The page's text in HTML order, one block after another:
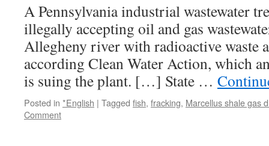
A Pennsylvania industrial wastewater
illegally accepting oil and gas
Allegheny river with radioactive waste
according Clean Water Action, which
is suing the plant. […] State …
Posted in *English | Tagged fish, fracking, Marcellus shale gas
Comment